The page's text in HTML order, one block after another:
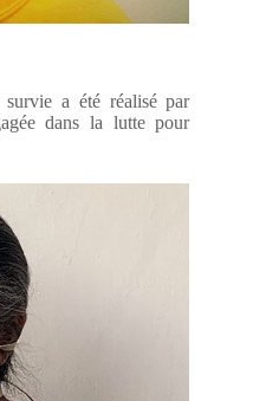
a été réalisé par
dans la lutte pour